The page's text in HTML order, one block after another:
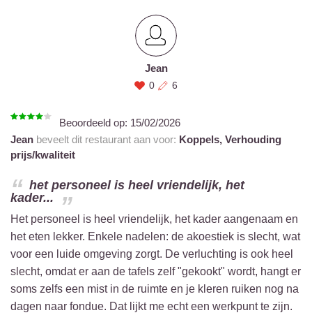
Jean
0 6
Beoordeeld op: 15/02/2026
Jean beveelt dit restaurant aan voor: Koppels, Verhouding
prijs/kwaliteit
het personeel is heel vriendelijk, het
kader...
Het personeel is heel vriendelijk, het kader aangenaam en
het eten lekker. Enkele nadelen: de akoestiek is slecht, wat
voor een luide omgeving zorgt. De verluchting is ook heel
slecht, omdat er aan de tafels zelf "gekookt" wordt, hangt er
soms zelfs een mist in de ruimte en je kleren ruiken nog na
dagen naar fondue. Dat lijkt me echt een werkpunt te zijn.